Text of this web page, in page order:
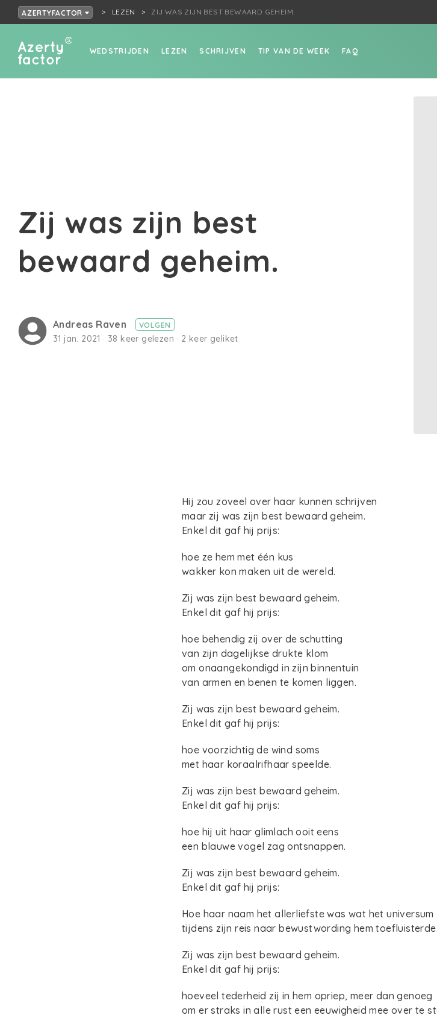
AZERTYFACTOR LEZEN ZIJ WAS ZIJN BEST BEWAARD GEHEIM.
WEDSTRIJDEN LEZEN SCHRIJVEN TIP VAN DE WEEK FAQ
Zij was zijn best
bewaard geheim.
Andreas Raven VOLGEN
31 jan. 2021 · 38 keer gelezen · 2 keer geliket
Hij zou zoveel over haar kunnen schrijven
maar zij was zijn best bewaard geheim.
Enkel dit gaf hij prijs:
hoe ze hem met één kus
wakker kon maken uit de wereld.
Zij was zijn best bewaard geheim.
Enkel dit gaf hij prijs:
hoe behendig zij over de schutting
van zijn dagelijkse drukte klom
om onaangekondigd in zijn binnentuin
van armen en benen te komen liggen.
Zij was zijn best bewaard geheim.
Enkel dit gaf hij prijs:
hoe voorzichtig de wind soms
met haar koraalrifhaar speelde.
Zij was zijn best bewaard geheim.
Enkel dit gaf hij prijs:
hoe hij uit haar glimlach ooit eens
een blauwe vogel zag ontsnappen.
Zij was zijn best bewaard geheim.
Enkel dit gaf hij prijs:
Hoe haar naam het allerliefste was wat het universum
tijdens zijn reis naar bewustwording hem toefluisterde.
Zij was zijn best bewaard geheim.
Enkel dit gaf hij prijs:
hoeveel tederheid zij in hem opriep, meer dan genoeg
om er straks in alle rust een eeuwigheid mee over te